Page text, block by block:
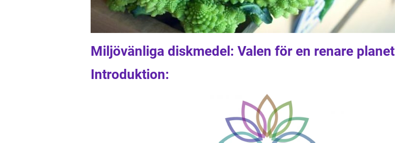
Miljövänliga diskmedel: Valen för en renare planet
Introduktion: